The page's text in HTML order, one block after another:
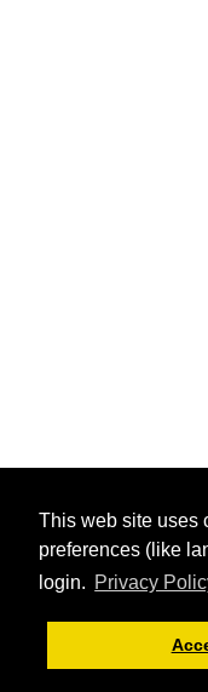
This web site uses
preferences (like
login. Privacy